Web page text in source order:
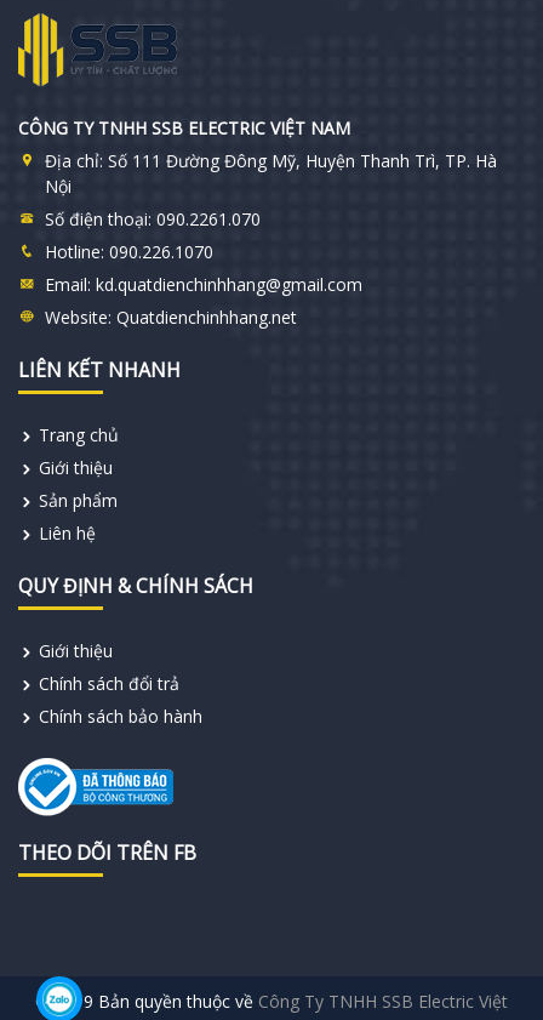
CÔNG TY TNHH SSB ELECTRIC VIỆT NAM
Địa chỉ: Số 111 Đường Đông Mỹ, Huyện Thanh Trì, TP. Hà
Nội
Số điện thoại: 090.2261.070
Hotline: 090.226.1070
Email: kd.quatdienchinhhang@gmail.com
Website: Quatdienchinhhang.net
LIÊN KẾT NHANH
Trang chủ
Giới thiệu
Sản phẩm
Liên hệ
QUY ĐỊNH & CHÍNH SÁCH
Giới thiệu
Chính sách đổi trả
Chính sách bảo hành
THEO DÕI TRÊN FB
© 2019 Bản quyền thuộc về Công Ty TNHH SSB Electric Việt